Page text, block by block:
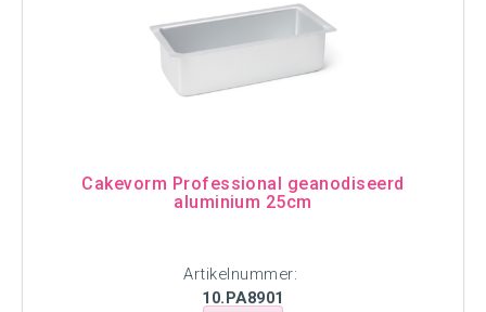
Cakevorm Professional geanodiseerd
aluminium 25cm
Artikelnummer:
10.PA8901